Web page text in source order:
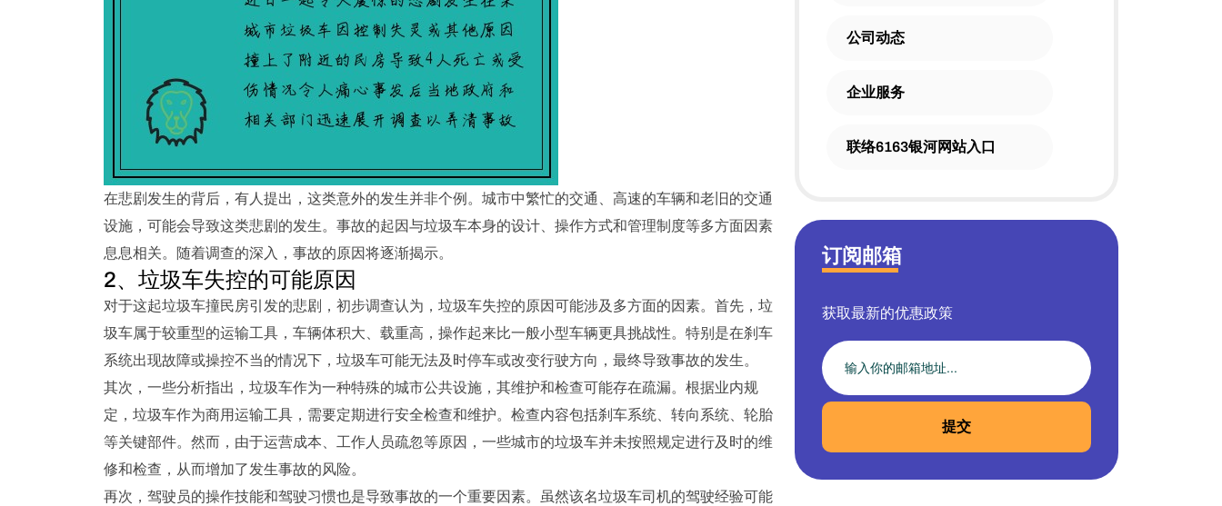
在悲剧发生的背后，有人提出，这类意外的发生并非个例。城市中繁忙的交通、高速的车辆和老旧的交通
设施，可能会导致这类悲剧的发生。事故的起因与垃圾车本身的设计、操作方式和管理制度等多方面因素
息息相关。随着调查的深入，事故的原因将逐渐揭示。
2、垃圾车失控的可能原因
对于这起垃圾车撞民房引发的悲剧，初步调查认为，垃圾车失控的原因可能涉及多方面的因素。首先，垃
圾车属于较重型的运输工具，车辆体积大、载重高，操作起来比一般小型车辆更具挑战性。特别是在刹车
系统出现故障或操控不当的情况下，垃圾车可能无法及时停车或改变行驶方向，最终导致事故的发生。
其次，一些分析指出，垃圾车作为一种特殊的城市公共设施，其维护和检查可能存在疏漏。根据业内规
定，垃圾车作为商用运输工具，需要定期进行安全检查和维护。检查内容包括刹车系统、转向系统、轮胎
等关键部件。然而，由于运营成本、工作人员疏忽等原因，一些城市的垃圾车并未按照规定进行及时的维
修和检查，从而增加了发生事故的风险。
再次，驾驶员的操作技能和驾驶习惯也是导致事故的一个重要因素。虽然该名垃圾车司机的驾驶经验可能
公司动态
企业服务
联络6163银河网站入口
订阅邮箱
获取最新的优惠政策
提交